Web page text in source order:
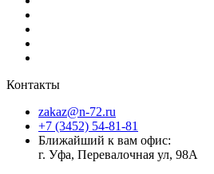
Контакты
zakaz@n-72.ru
+7 (3452) 54-81-81
Ближайший к вам офис:
г. Уфа, Перевалочная ул, 98А